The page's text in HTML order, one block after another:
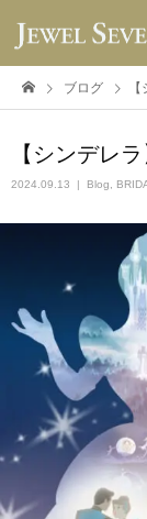
ブログ
【シンデレ
2024.09.13 Blog